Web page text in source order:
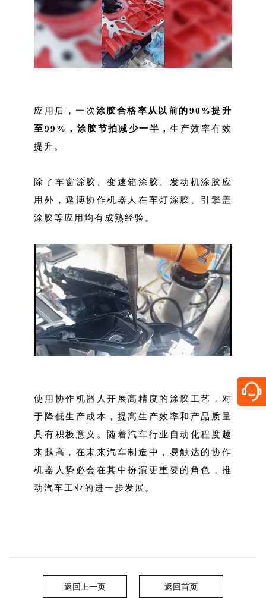
应用后，一次涂胶合格率从以前的90%提升
至99%，涂胶节拍减少一半，生产效率有效
提升。
除了车窗涂胶、变速箱涂胶、发动机涂胶应
用外，遨博协作机器人在车灯涂胶、引擎盖
涂胶等应用均有成熟经验。
使用协作机器人开展高精度的涂胶工艺，对
于降低生产成本，提高生产效率和产品质量
具有积极意义。随着汽车行业自动化程度越
来越高，在未来汽车制造中，易触达的协作
机器人势必会在其中扮演更重要的角色，推
动汽车工业的进一步发展。
返回上一页 返回首页